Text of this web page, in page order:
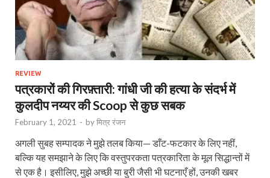
REVIEW
पत्रकारों की गिरफ़्तारी: गांधी जी की हत्या के संदर्भ में
कुलदीप नय्यर की Scoop से कुछ सबक
February 1, 2021 - byमित्र रंजन
अगली सुबह सम्पादक ने मुझे तलब किया— डाँट-फटकार के लिए नहीं,
बल्कि यह समझाने के लिए कि वस्तुपरकता पत्रकारिता के मूल सिद्धान्तों में
से एक है। इसीलिए, मुझे अच्छी या बुरी जैसी भी घटनाएँ हों, उनकी खबर